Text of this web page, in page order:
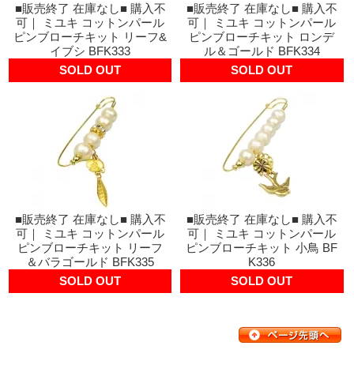
■販売終了 在庫なし■ 購入不
可｜ ミユキ コットンパール
ピンブローチキット リーフ&
イブシ BFK333
SOLD OUT
■販売終了 在庫なし■ 購入不
可｜ ミユキ コットンパール
ピンブローチキット ロンデ
ル＆ゴールド BFK334
SOLD OUT
■販売終了 在庫なし■ 購入不
可｜ ミユキ コットンパール
ピンブローチキット リーフ
＆バラゴールド BFK335
SOLD OUT
■販売終了 在庫なし■ 購入不
可｜ ミユキ コットンパール
ピンブローチキット 小鳥 BF
K336
SOLD OUT